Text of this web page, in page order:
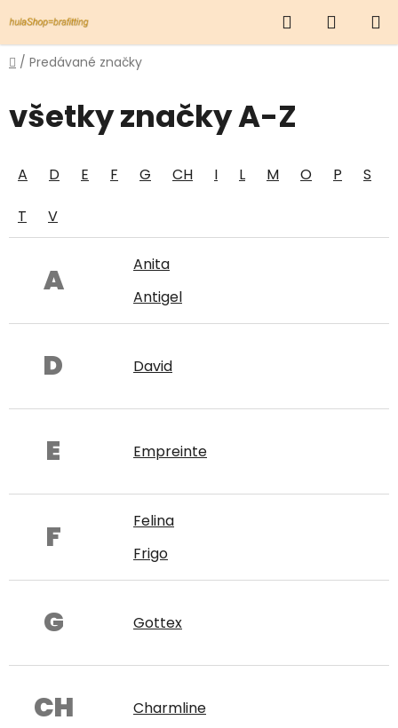
na
obsah
Hľadať
KOŠÍK
Domov
/ Predávané značky
všetky značky A-Z
A D E F G CH I L M O P S
T V
A
Anita
Antigel
D David
E Empreinte
F
Felina
Frigo
G Gottex
CH Charmline